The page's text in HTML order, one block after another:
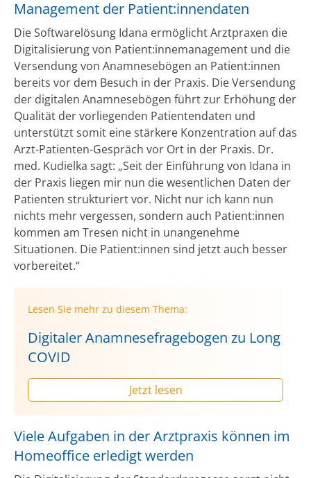
Management der Patient:innendaten
Die Softwarelösung Idana ermöglicht Arztpraxen die
Digitalisierung von Patient:innemanagement und die
Versendung von Anamnesebögen an Patient:innen
bereits vor dem Besuch in der Praxis. Die Versendung
der digitalen Anamnesebögen führt zur Erhöhung der
Qualität der vorliegenden Patientendaten und
unterstützt somit eine stärkere Konzentration auf das
Arzt-Patienten-Gespräch vor Ort in der Praxis. Dr.
med. Kudielka sagt: „Seit der Einführung von Idana in
der Praxis liegen mir nun die wesentlichen Daten der
Patienten strukturiert vor. Nicht nur ich kann nun
nichts mehr vergessen, sondern auch Patient:innen
kommen am Tresen nicht in unangenehme
Situationen. Die Patient:innen sind jetzt auch besser
vorbereitet.“
Lesen Sie mehr zu diesem Thema:
Digitaler Anamnesefragebogen zu Long
COVID
Jetzt lesen
Viele Aufgaben in der Arztpraxis können im
Homeoffice erledigt werden